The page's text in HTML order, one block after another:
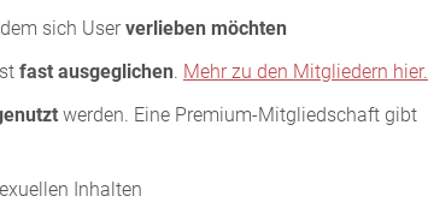
sich User verlieben möchten
fast ausgeglichen. Mehr zu den Mitgliedern hier.
werden. Eine Premium-Mitgliedschaft gibt
Inhalten